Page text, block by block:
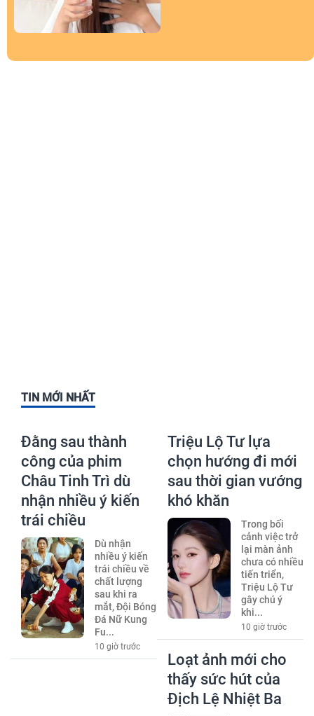
TIN MỚI NHẤT
Đằng sau thành
công của phim
Châu Tinh Trì dù
nhận nhiều ý kiến
trái chiều
Dù nhận
nhiều ý kiến
trái chiều về
chất lượng
sau khi ra
mắt, Đội Bóng
Đá Nữ Kung
Fu...
10 giờ trước
Triệu Lộ Tư lựa
chọn hướng đi mới
sau thời gian vướng
khó khăn
Trong bối
cảnh việc trở
lại màn ảnh
chưa có nhiều
tiến triển,
Triệu Lộ Tư
gây chú ý
khi...
10 giờ trước
Loạt ảnh mới cho
thấy sức hút của
Địch Lệ Nhiệt Ba